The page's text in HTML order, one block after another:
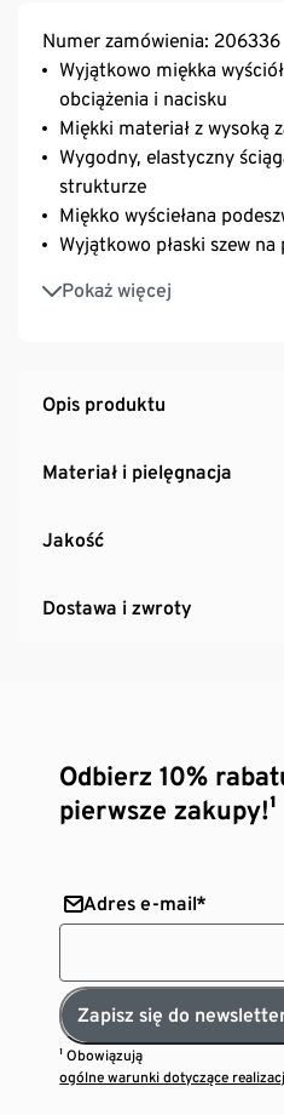
Numer zamówienia: 206336
Wyjątkowo miękka
obciążenia i nacisku
Miękki materiał z wysoką
Wygodny, elastyczny
strukturze
Miękko wyściełana
Wyjątkowo płaski szew na
Pokaż więcej
Z zawartością markowego
deformacje, doskonale
Z bawełny
Opis produktu
Materiał i pielęgnacja
Jakość
Dostawa i zwroty
Odbierz 10%
pierwsze zakupy!¹
Adres e-mail*
Zapisz się do
¹ Obowiązują
ogólne warunki dotyczące